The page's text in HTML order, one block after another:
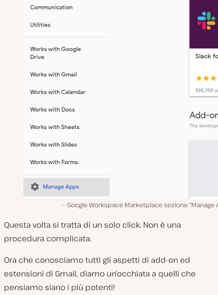
Google Workspace Marketplace sezione “Manage
Questa volta si tratta di un solo click. Non è una
procedura complicata.
Ora che conosciamo tutti gli aspetti di add-on ed
estensioni di Gmail, diamo un’occhiata a quelli che
pensiamo siano i più potenti!